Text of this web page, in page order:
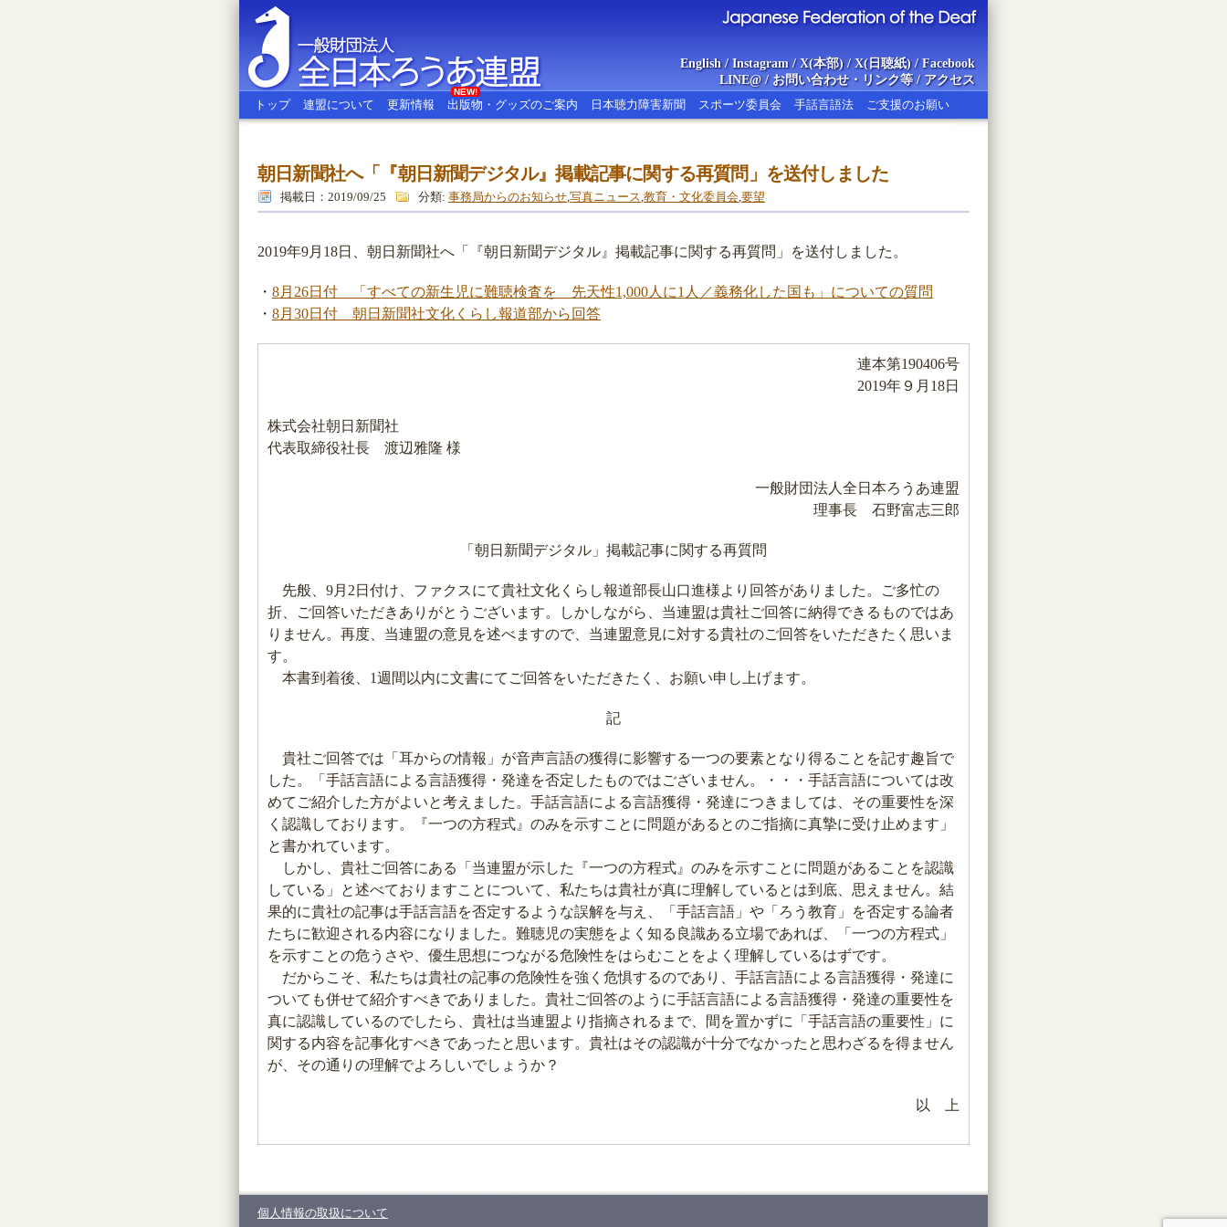
全日本ろうあ連盟 Japanese Federation of the Deaf
English/ Instagram/ X(本部)/ X(日聴紙)/ Facebook
LINE@/ お問い合わせ・リンク等/ アクセス
トップ
連盟について 更新情報 出版物・グッズのご案内
NEW!
日本聴力障害新聞 スポーツ委員会 手話言語法 ご支援のお願い
朝日新聞社へ「『朝日新聞デジタル』掲載記事に関する再質問」を送付しました
掲載日：2019/09/25 分類: 事務局からのお知らせ,写真ニュース,教育・文化委員会,要望
2019年9月18日、朝日新聞社へ「『朝日新聞デジタル』掲載記事に関する再質問」を送付しました。
・ 8月26日付 「すべての新生児に難聴検査を 先天性1,000人に1人／義務化した国も」についての質問
・ 8月30日付 朝日新聞社文化くらし報道部から回答
連本第190406号
2019年９月18日
株式会社朝日新聞社
代表取締役社長 渡辺雅隆 様
一般財団法人全日本ろうあ連盟
理事長 石野富志三郎
「朝日新聞デジタル」掲載記事に関する再質問
先般、9月2日付け、ファクスにて貴社文化くらし報道部長山口進様より回答がありました。ご多忙の
折、ご回答いただきありがとうございます。しかしながら、当連盟は貴社ご回答に納得できるものではあ
りません。再度、当連盟の意見を述べますので、当連盟意見に対する貴社のご回答をいただきたく思いま
す。
本書到着後、1週間以内に文書にてご回答をいただきたく、お願い申し上げます。
記
貴社ご回答では「耳からの情報」が音声言語の獲得に影響する一つの要素となり得ることを記す趣旨で
した。「手話言語による言語獲得・発達を否定したものではございません。・・・手話言語については改
めてご紹介した方がよいと考えました。手話言語による言語獲得・発達につきましては、その重要性を深
く認識しております。『一つの方程式』のみを示すことに問題があるとのご指摘に真摯に受け止めます」
と書かれています。
しかし、貴社ご回答にある「当連盟が示した『一つの方程式』のみを示すことに問題があることを認識
している」と述べておりますことについて、私たちは貴社が真に理解しているとは到底、思えません。結
果的に貴社の記事は手話言語を否定するような誤解を与え、「手話言語」や「ろう教育」を否定する論者
たちに歓迎される内容になりました。難聴児の実態をよく知る良識ある立場であれば、「一つの方程式」
を示すことの危うさや、優生思想につながる危険性をはらむことをよく理解しているはずです。
だからこそ、私たちは貴社の記事の危険性を強く危惧するのであり、手話言語による言語獲得・発達に
ついても併せて紹介すべきでありました。貴社ご回答のように手話言語による言語獲得・発達の重要性を
真に認識しているのでしたら、貴社は当連盟より指摘されるまで、間を置かずに「手話言語の重要性」に
関する内容を記事化すべきであったと思います。貴社はその認識が十分でなかったと思わざるを得ません
が、その通りの理解でよろしいでしょうか？
以 上
個人情報の取扱について